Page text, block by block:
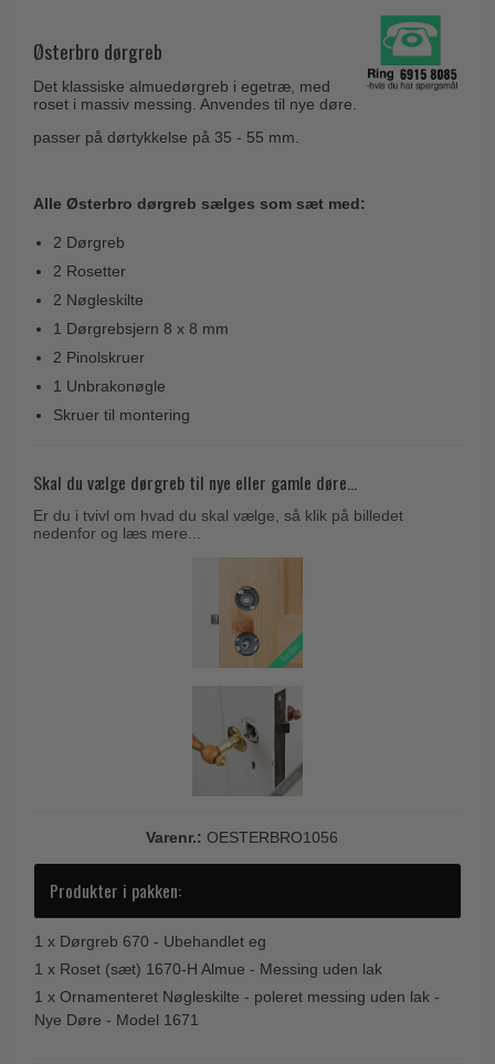
Gio Ponti LAMA
Medici dørgreb
Svanemøllen træ dørgreb
Østerbro træ dørgreb
Dørgreb Buster+Punch
Formani dørgreb
FSB dørgreb
Paskvilgreb - Terrasse
Trædørgreb på Langskilt
Brevindkast
Ringetryk
Hattehylder
Kahytskrog
Olivari
Turnstyle Designs
Samuel Heath produkter
Sibes Metall
Søe-Jensen & Co.
Valli & Valli dørgreb
YOUNG dørgreb
VONSILD Møbelgreb
Østerbro dørgreb
Det klassiske almuedørgreb i egetræ, med
roset i massiv messing. Anvendes til nye døre.
passer på dørtykkelse på 35 - 55 mm.
Alle Østerbro dørgreb sælges som sæt med:
2 Dørgreb
2 Rosetter
2 Nøgleskilte
1 Dørgrebsjern 8 x 8 mm
2 Pinolskruer
1 Unbrakonøgle
Skruer til montering
Skal du vælge dørgreb til nye eller gamle døre...
Er du i tvivl om hvad du skal vælge, så klik på billedet
nedenfor og læs mere...
Varenr.: OESTERBRO1056
Produkter i pakken:
1 x Dørgreb 670 - Ubehandlet eg
1 x Roset (sæt) 1670-H Almue - Messing uden lak
1 x Ornamenteret Nøgleskilte - poleret messing uden lak -
Nye Døre - Model 1671